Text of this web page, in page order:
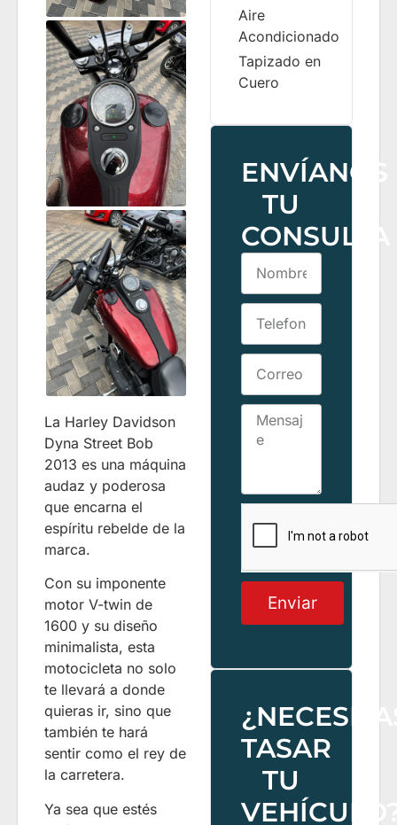
La Harley Davidson
Dyna Street Bob
2013 es una máquina
audaz y poderosa
que encarna el
espíritu rebelde de la
marca.
Con su imponente
motor V-twin de
1600 y su diseño
minimalista, esta
motocicleta no solo
te llevará a donde
quieras ir, sino que
también te hará
sentir como el rey de
la carretera.
Ya sea que estés
Aire
Acondicionado
Tapizado en
Cuero
ENVÍANOS
TU
CONSULTA
Enviar
TASAR
TU